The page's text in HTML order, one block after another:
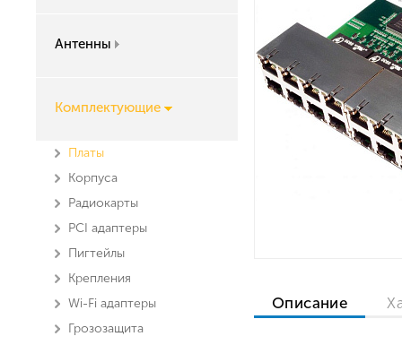
Антенны
Комплектующие
Платы
Корпуса
Радиокарты
PCI адаптеры
Пигтейлы
Крепления
Wi-Fi адаптеры
Грозозащита
Описание